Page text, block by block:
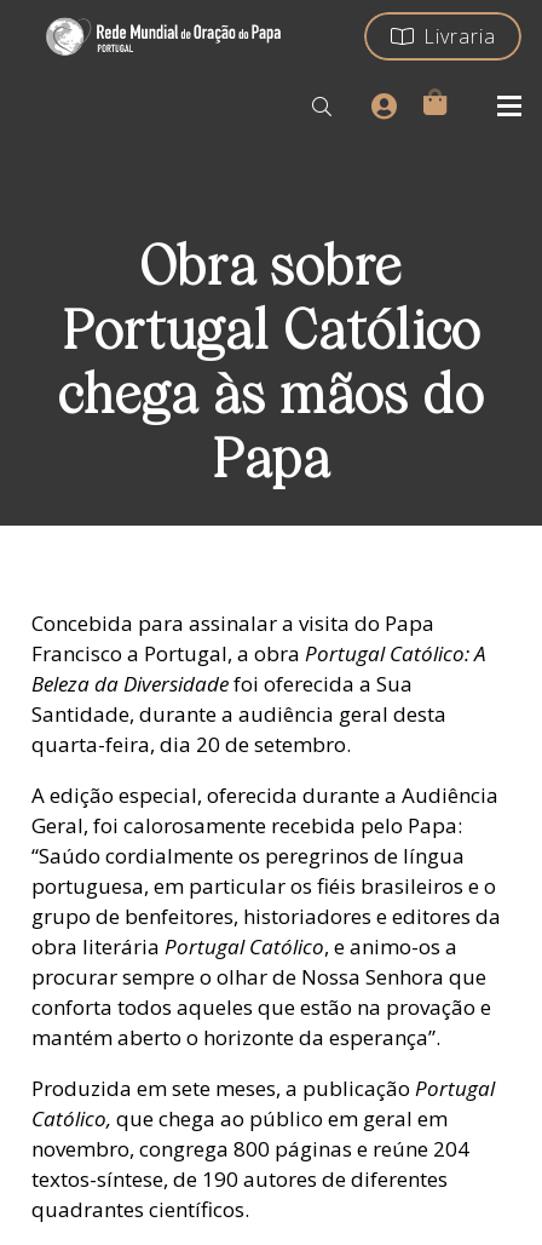
Livraria
Obra sobre
Portugal Católico
chega às mãos do
Papa
Concebida para assinalar a visita do Papa
Francisco a Portugal, a obra Portugal Católico: A
Beleza da Diversidadefoi oferecida a Sua
Santidade, durante a audiência geral desta
quarta-feira, dia 20 de setembro.
A edição especial, oferecida durante a Audiência
Geral, foi calorosamente recebida pelo Papa:
“Saúdo cordialmente os peregrinos de língua
portuguesa, em particular os fiéis brasileiros e o
grupo de benfeitores, historiadores e editores da
obra literária Portugal Católico, e animo-os a
procurar sempre o olhar de Nossa Senhora que
conforta todos aqueles que estão na provação e
mantém aberto o horizonte da esperança”.
Produzida em sete meses, a publicação Portugal
Católico, que chega ao público em geral em
novembro, congrega 800 páginas e reúne 204
textos-síntese, de 190 autores de diferentes
quadrantes científicos.